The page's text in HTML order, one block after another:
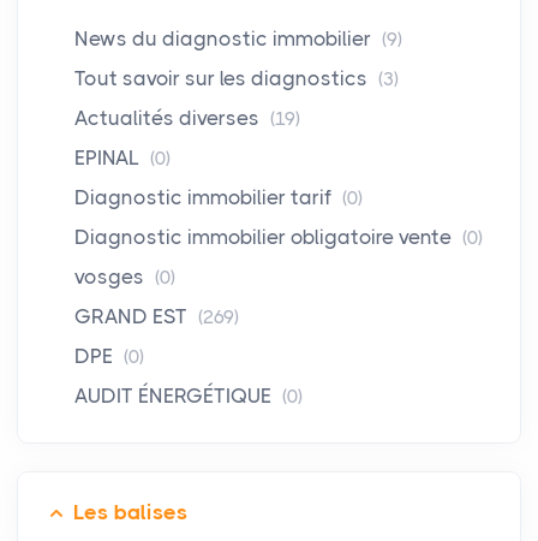
News du diagnostic immobilier (9)
Tout savoir sur les diagnostics (3)
Actualités diverses (19)
EPINAL (0)
Diagnostic immobilier tarif (0)
Diagnostic immobilier obligatoire vente (0)
vosges (0)
GRAND EST (269)
DPE (0)
AUDIT ÉNERGÉTIQUE (0)
Les balises